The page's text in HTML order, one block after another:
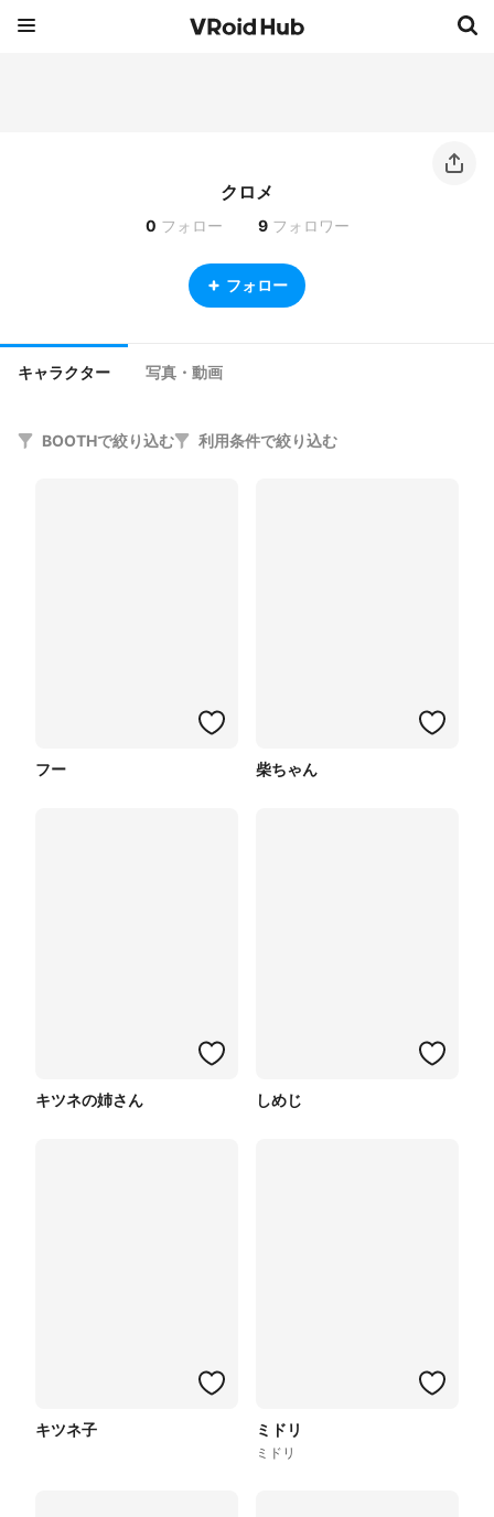
クロメ
0 フォロー 9 フォロワー
フォロー
キャラクター 写真・動画
BOOTHで絞り込む 利用条件で絞り込む
フー 柴ちゃん
キツネの姉さん しめじ
キツネ子 ミドリ
ミドリ